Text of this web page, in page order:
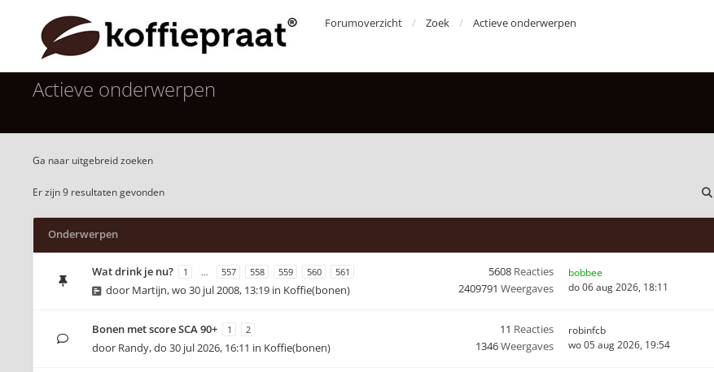
Forumoverzicht Zoek Actieve onderwerpen
Actieve onderwerpen
Ga naar uitgebreid zoeken
Er zijn 9 resultaten gevonden
Onderwerpen
Wat drink je nu? 1 … 557 558 559 560 561
door Martijn,wo 30 jul 2008, 13:19 in Koffie(bonen)
5608 Reacties
2409791 Weergaves
bobbee
do 06 aug 2026, 18:11
Bonen met score SCA 90+ 1 2
door Randy,do 30 jul 2026, 16:11 in Koffie(bonen)
11 Reacties
1346Weergaves
robinfcb
wo 05 aug 2026, 19:54